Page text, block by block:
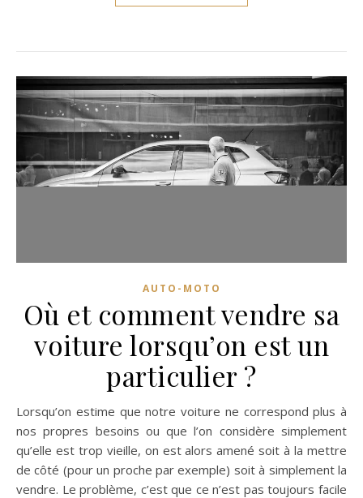
AUTO-MOTO
Où et comment vendre sa
voiture lorsqu’on est un
particulier ?
Lorsqu’on estime que notre voiture ne correspond plus à
nos propres besoins ou que l’on considère simplement
qu’elle est trop vieille, on est alors amené soit à la mettre
de côté (pour un proche par exemple) soit à simplement la
vendre. Le problème, c’est que ce n’est pas toujours facile